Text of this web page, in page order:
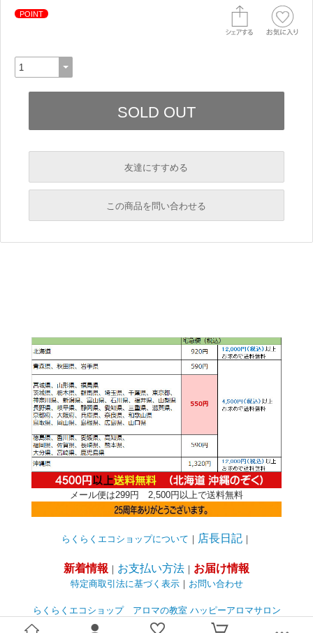
POINT
友達にすすめる
必須
この商品を問い合わせる
必須
プライバシーポリシーを確認しました。
メール便は299円 2,500円以上で送料無料
らくらくエコショップについて ｜ 店長日記 ｜
新着情報 ｜ お支払い方法 ｜ お届け情報
特定商取引法に基づく表示｜ お問い合わせ
らくらくエコショップ アロマの教室 ハッピーアロマサロン
らくらくエコショップ アロマの卸サイト